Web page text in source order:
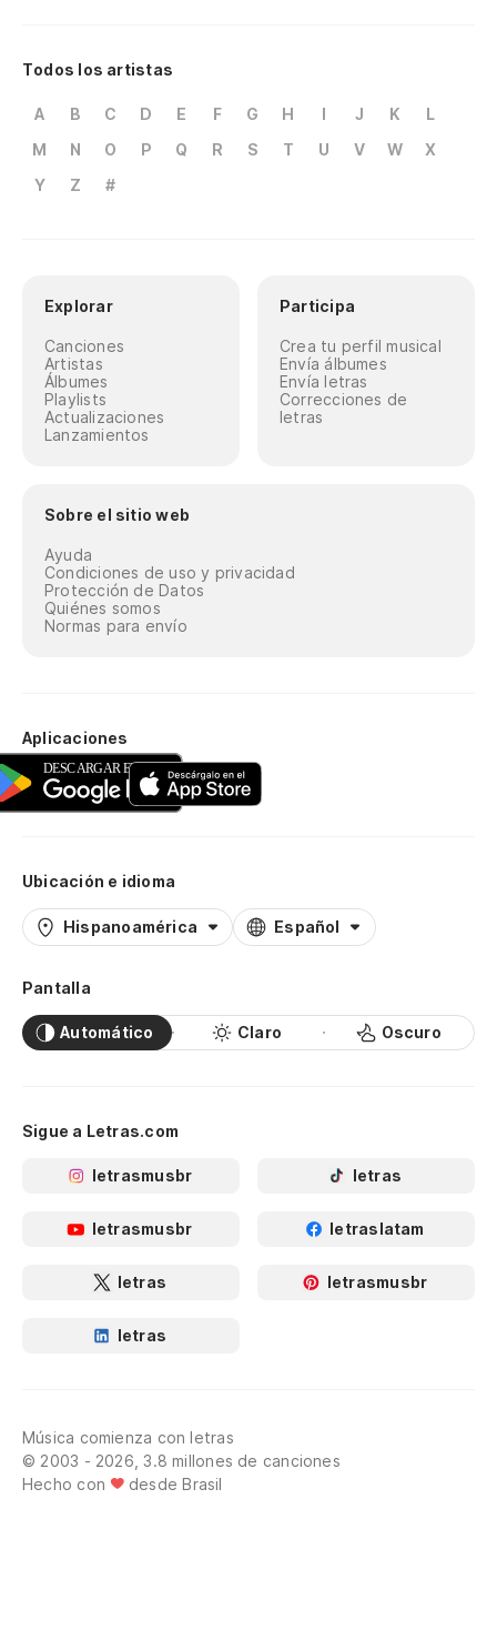
Todos los artistas
A B C D E F G H I J K
L
M
N O P Q R S T U V W
X
Y
Z #
Explorar
Canciones
Artistas
Álbumes
Playlists
Actualizaciones
Lanzamientos
Participa
Crea tu perfil musical
Envía álbumes
Envía letras
Correcciones de
letras
Sobre el sitio web
Ayuda
Condiciones de uso y privacidad
Protección de Datos
Quiénes somos
Normas para envío
Aplicaciones
Ubicación e idioma
Hispanoamérica Español
Pantalla
Automático Claro Oscuro
Sigue a Letras.com
letrasmusbr letras
letrasmusbr letraslatam
letras letrasmusbr
letras
Música comienza con letras
© 2003 - 2026, 3.8 millones de canciones
Hecho con
desde Brasil